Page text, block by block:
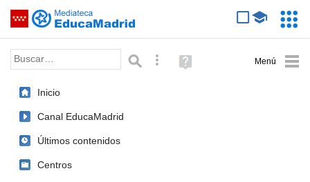
Saltar navegación
Palabra o frase: Búsqueda avanzada
Ayuda
(en
Inicio
Canal EducaMadrid
Últimos contenidos
Centros